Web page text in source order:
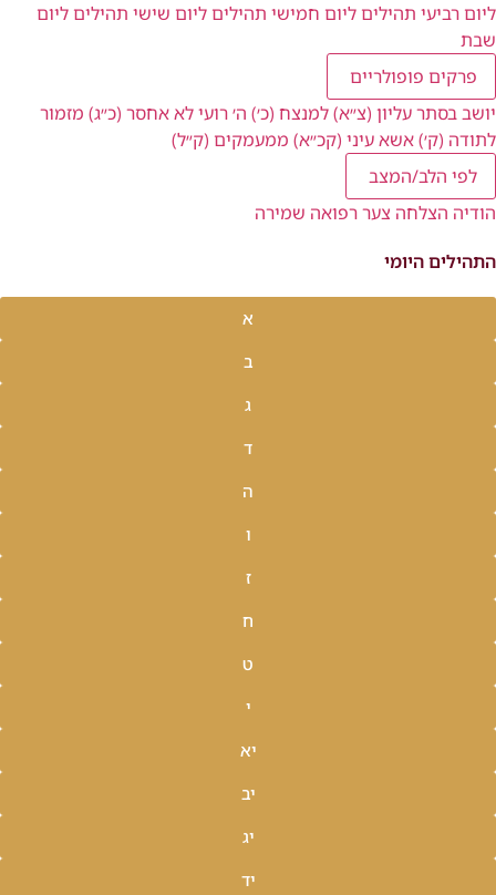
ליום רביעי תהילים ליום חמישי תהילים ליום שישי תהילים ליום
שבת
פרקים פופולריים
יושב בסתר עליון (צ״א)למנצח (כ׳) ה׳ רועי לא אחסר (כ״ג) מזמור
לתודה (ק׳)אשא עיני (קכ״א) ממעמקים (ק״ל)
לפי הלב/המצב
הודיה הצלחה צעררפואה שמירה
התהילים היומי
א
ב
ג
ד
ה
ו
ז
ח
ט
י
יא
יב
יג
יד